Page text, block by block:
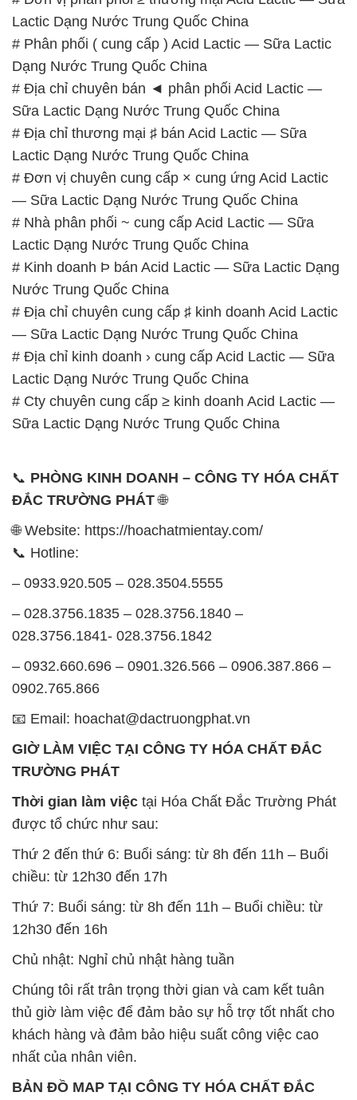
Lactic Dạng Nước Trung Quốc China
# Phân phối ( cung cấp ) Acid Lactic — Sữa Lactic
Dạng Nước Trung Quốc China
# Địa chỉ chuyên bán ◄ phân phối Acid Lactic —
Sữa Lactic Dạng Nước Trung Quốc China
# Địa chỉ thương mại ♯ bán Acid Lactic — Sữa
Lactic Dạng Nước Trung Quốc China
# Đơn vị chuyên cung cấp × cung ứng Acid Lactic
— Sữa Lactic Dạng Nước Trung Quốc China
# Nhà phân phối ~ cung cấp Acid Lactic — Sữa
Lactic Dạng Nước Trung Quốc China
# Kinh doanh Þ bán Acid Lactic — Sữa Lactic Dạng
Nước Trung Quốc China
# Địa chỉ chuyên cung cấp ♯ kinh doanh Acid Lactic
— Sữa Lactic Dạng Nước Trung Quốc China
# Địa chỉ kinh doanh › cung cấp Acid Lactic — Sữa
Lactic Dạng Nước Trung Quốc China
# Cty chuyên cung cấp ≥ kinh doanh Acid Lactic —
Sữa Lactic Dạng Nước Trung Quốc China
📞 PHÒNG KINH DOANH – CÔNG TY HÓA CHẤT
ĐẮC TRƯỜNG PHÁT🌐
🌐 Website: https://hoachatmientay.com/
📞 Hotline:
– 0933.920.505 – 028.3504.5555
– 028.3756.1835 – 028.3756.1840 –
028.3756.1841- 028.3756.1842
– 0932.660.696 – 0901.326.566 – 0906.387.866 –
0902.765.866
📧 Email: hoachat@dactruongphat.vn
GIỜ LÀM VIỆC TẠI CÔNG TY HÓA CHẤT ĐẮC
TRƯỜNG PHÁT
Thời gian làm việc tại Hóa Chất Đắc Trường Phát
được tổ chức như sau:
Thứ 2 đến thứ 6: Buổi sáng: từ 8h đến 11h – Buổi
chiều: từ 12h30 đến 17h
Thứ 7: Buổi sáng: từ 8h đến 11h – Buổi chiều: từ
12h30 đến 16h
Chủ nhật: Nghỉ chủ nhật hàng tuần
Chúng tôi rất trân trọng thời gian và cam kết tuân
thủ giờ làm việc để đảm bảo sự hỗ trợ tốt nhất cho
khách hàng và đảm bảo hiệu suất công việc cao
nhất của nhân viên.
BẢN ĐỒ MAP TẠI CÔNG TY HÓA CHẤT ĐẮC